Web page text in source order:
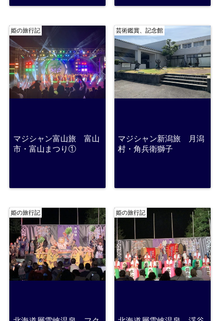
姫の旅行記
マジシャン富山旅 富山
市・富山まつり①
芸術鑑賞、記念館
マジシャン新潟旅 月潟
村・角兵衛獅子
姫の旅行記 姫の旅行記